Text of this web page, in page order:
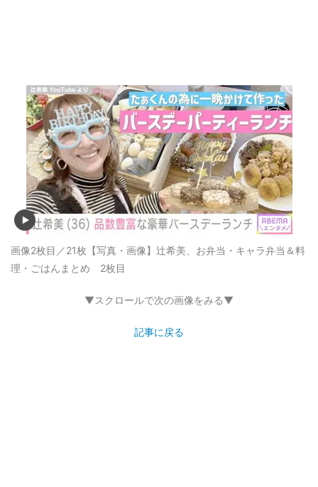
画像2枚目／21枚 【写真・画像】辻希美、お弁当・キャラ弁当＆料
理・ごはんまとめ 2枚目
▼スクロールで次の画像をみる▼
記事に戻る